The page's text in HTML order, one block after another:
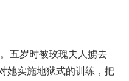
五岁时被玫瑰夫人掳去
她实施地狱式的训练，把